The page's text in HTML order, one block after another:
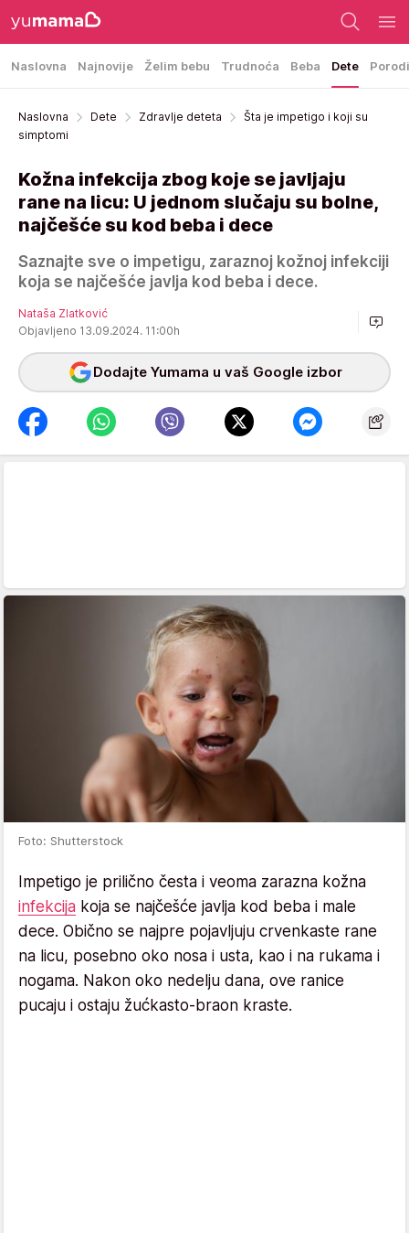
Naslovna Najnovije Želim bebu Trudnoća Beba Dete
Naslovna Dete Zdravlje deteta
Šta je impetigo i koji su
simptomi
Kožna infekcija zbog koje se javljaju
rane na licu: U jednom slučaju su bolne,
najčešće su kod beba i dece
Saznajte sve o impetigu, zaraznoj kožnoj infekciji
koja se najčešće javlja kod beba i dece.
Nataša Zlatković
Objavljeno 13.09.2024. 11:00h
Dodajte Yumama u vaš Google izbor
Foto: Shutterstock
Impetigo je prilično česta i veoma zarazna kožna
infekcija koja se najčešće javlja kod beba i male
dece. Obično se najpre pojavljuju crvenkaste rane
na licu, posebno oko nosa i usta, kao i na rukama i
nogama. Nakon oko nedelju dana, ove ranice
pucaju i ostaju žućkasto-braon kraste.